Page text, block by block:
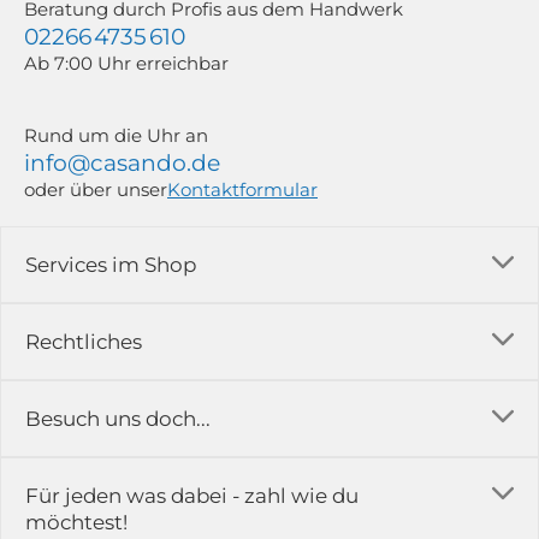
Rechtliches
Impressum
Rückgabe & Reklamation
Services im Shop
Versandkosten
Erfahrungsberichte & Bewertungen
Kontakt
Besuch uns doch...
in der Ausstellung...
Beratung durch Profis aus dem Handwerk
02266 4735 610
Ab 7:00 Uhr erreichbar
Rund um die Uhr an
info@casando.de
oder über unserKontaktformular
Für jeden was dabei - zahl wie du
möchtest!